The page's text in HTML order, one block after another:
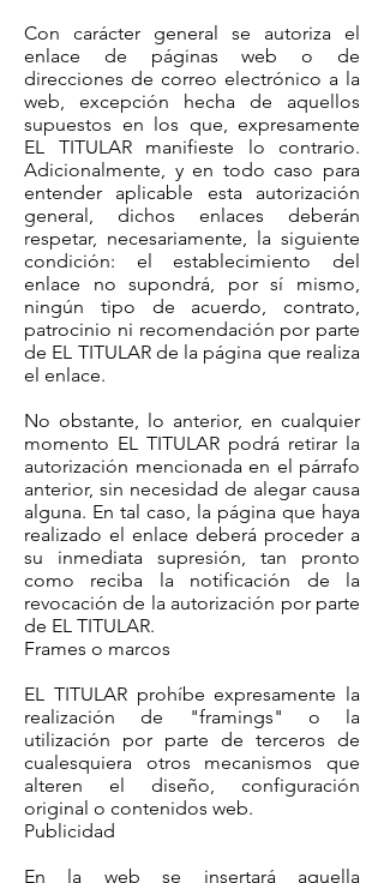
Con carácter general se autoriza el
enlace de páginas web o de
direcciones de correo electrónico a la
web, excepción hecha de aquellos
supuestos en los que, expresamente
EL TITULAR manifieste lo contrario.
Adicionalmente, y en todo caso para
entender aplicable esta autorización
general, dichos enlaces deberán
respetar, necesariamente, la siguiente
condición: el establecimiento del
enlace no supondrá, por sí mismo,
ningún tipo de acuerdo, contrato,
patrocinio ni recomendación por parte
de EL TITULAR de la página que realiza
el enlace.
No obstante, lo anterior, en cualquier
momento EL TITULAR podrá retirar la
autorización mencionada en el párrafo
anterior, sin necesidad de alegar causa
alguna. En tal caso, la página que haya
realizado el enlace deberá proceder a
su inmediata supresión, tan pronto
como reciba la notificación de la
revocación de la autorización por parte
de EL TITULAR.
Frames o marcos
EL TITULAR prohíbe expresamente la
realización de "framings" o la
utilización por parte de terceros de
cualesquiera otros mecanismos que
alteren el diseño, configuración
original o contenidos web.
Publicidad
En la web se insertará aquella